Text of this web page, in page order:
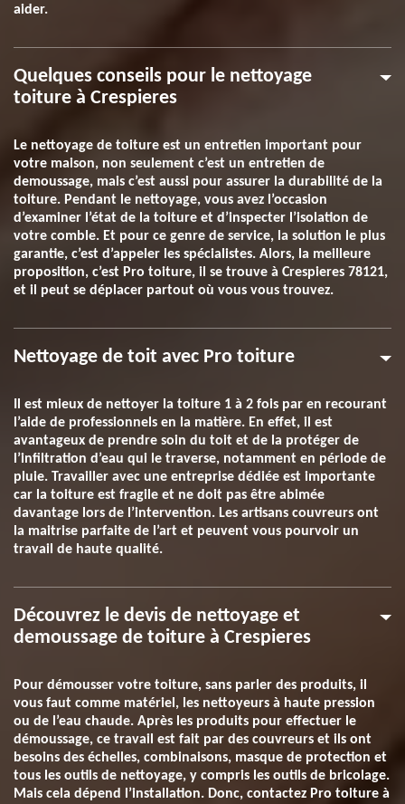
aider.
Quelques conseils pour le nettoyage
toiture à Crespieres
Le nettoyage de toiture est un entretien important pour
votre maison, non seulement c’est un entretien de
demoussage, mais c’est aussi pour assurer la durabilité de la
toiture. Pendant le nettoyage, vous avez l’occasion
d’examiner l’état de la toiture et d’inspecter l’isolation de
votre comble. Et pour ce genre de service, la solution le plus
garantie, c’est d’appeler les spécialistes. Alors, la meilleure
proposition, c’est Pro toiture, il se trouve à Crespieres 78121,
et il peut se déplacer partout où vous vous trouvez.
Nettoyage de toit avec Pro toiture
Il est mieux de nettoyer la toiture 1 à 2 fois par en recourant
l’aide de professionnels en la matière. En effet, il est
avantageux de prendre soin du toit et de la protéger de
l’infiltration d’eau qui le traverse, notamment en période de
pluie. Travailler avec une entreprise dédiée est importante
car la toiture est fragile et ne doit pas être abimée
davantage lors de l’intervention. Les artisans couvreurs ont
la maitrise parfaite de l’art et peuvent vous pourvoir un
travail de haute qualité.
Découvrez le devis de nettoyage et
demoussage de toiture à Crespieres
Pour démousser votre toiture, sans parler des produits, il
vous faut comme matériel, les nettoyeurs à haute pression
ou de l’eau chaude. Après les produits pour effectuer le
démoussage, ce travail est fait par des couvreurs et ils ont
besoins des échelles, combinaisons, masque de protection et
tous les outils de nettoyage, y compris les outils de bricolage.
Mais cela dépend l’installation. Donc, contactez Pro toiture à